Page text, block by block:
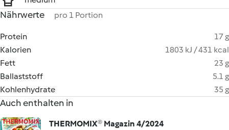
Nährwerte pro 1 Portion
Protein
17 g
Kalorien
1803 kJ / 431 kcal
Fett
23 g
Ballaststoff
5.1 g
Kohlenhydrate
35 g
Auch enthalten in
THERMOMIX® Magazin 4/2024